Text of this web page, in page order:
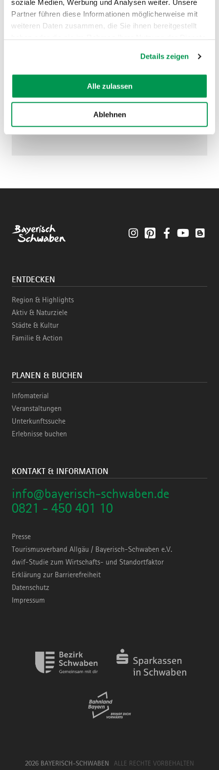
soziale Medien, Werbung und Analysen weiter. Unsere
Partner führen diese Informationen möglicherweise mit
weiteren Daten zusammen, die Sie ihnen bereitgestellt
Details zeigen
Alle zulassen
Ablehnen
AUF DER KARTE ANZEIGEN
InstagramPinterestFacebookYouTube
ENTDECKEN
Region & Highlights
Aktiv & Naturziele
Städte & Kultur
Familie & Action
PLANEN & BUCHEN
Infomaterial
Veranstaltungen
Unterkunftssuche
Erlebnisse buchen
KONTAKT & INFORMATION
info@bayerisch-schwaben.de
0821 - 450 401 10
Presse
Tourismusverband Allgäu / Bayerisch-Schwaben e.V.
dwif-Studie zum Wirtschafts- und Standortfaktor
Erklärung zur Barrierefreiheit
Datenschutz
Impressum
2026 BAYERISCH-SCHWABEN ALLE RECHTE VORBEHALTEN